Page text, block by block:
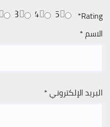
Rating
*
5
4
3
الاسم*
البريد الإلكتروني*